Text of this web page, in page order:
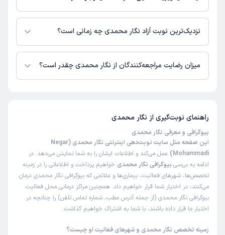
در حال حاضر نگار محمدی مشاوره پزشکی تلفنی فعال دارند.
نزدیک‌ترین نوبت آزاد نگار محمدی چه زمانی است؟
نگار محمدی از روز شنبه 17 مرداد 1405 بیمار جدید می‌پذیرند.
میزان رضایت مراجعه‌کنندگان از نگار محمدی چقدر است؟
راهنمای نوبت‌گیری از نگار محمدی
بیوگرافی و معرفی نگار محمدی
این صفحه مثل سایت نوبت‌دهی اینترنتی نگار محمدی (Negar
Mohammadi)
عمل می‌کند و اطلاعات ایشان را به شما نمایش می‌دهد. در
ادامه به بررسی بیوگرافی نگار محمدی خواهیم پرداخت و اطلاعاتی را در زمینه
تخصص‌ها، شهرهای فعالیت، بیماری‌ها و علائمی که بیوگرافی نگار محمدی درمان
می‌کنند، در اختیار شما قرار خواهیم داد. همچنین مراکز درمانی محل فعالیت
بیوگرافی نگار محمدی (از جمله آدرس مطب، شماره تماس تلفن) را چنانچه در
اختیار ما قرار داده باشند، با شما به اشتراک خواهیم گذاشت.
زمینه تخصص نگار محمدی و شهرهای فعالیت او چیست؟